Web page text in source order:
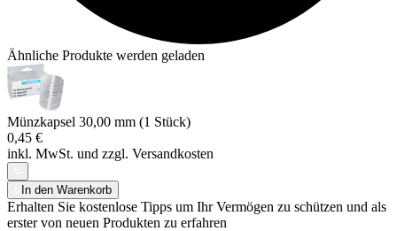
Ähnliche Produkte werden geladen
Münzkapsel 30,00 mm (1 Stück)
0,45 €
inkl. MwSt. und zzgl. Versandkosten
In den Warenkorb
Erhalten Sie kostenlose Tipps um Ihr Vermögen zu schützen und als
erster von neuen Produkten zu erfahren